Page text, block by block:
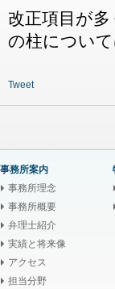
改正項目が
の柱について
Tweet
事務所案内
事務所理念
事務所概要
弁理士紹介
実績と将来像
アクセス
担当分野